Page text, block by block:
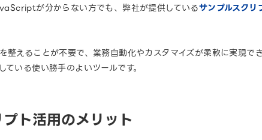
が分からない方でも、弊社が提供しているサンプルスクリ
整えることが不要で、業務自動化やカスタマイズが柔軟に実現
いる使い勝手のよいツールです。
ト活用のメリット